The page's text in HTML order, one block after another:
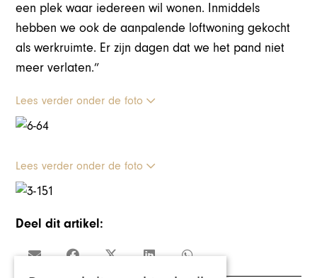
een plek waar iedereen wil wonen. Inmiddels
hebben we ook de aanpalende loftwoning gekocht
als werkruimte. Er zijn dagen dat we het pand niet
meer verlaten.”
Lees verder onder de foto
Lees verder onder de foto
Deel dit artikel: